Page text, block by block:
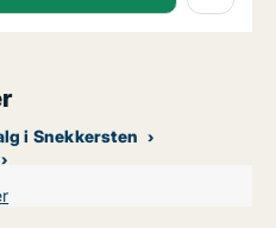
i Snekkersten